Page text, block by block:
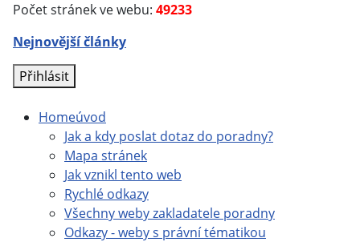
Počet stránek ve webu: 49233
Nejnovější články
Přihlásit
Homeúvod
Jak a kdy poslat dotaz do poradny?
Mapa stránek
Jak vznikl tento web
Rychlé odkazy
Všechny weby zakladatele poradny
Odkazy - weby s právní tématikou